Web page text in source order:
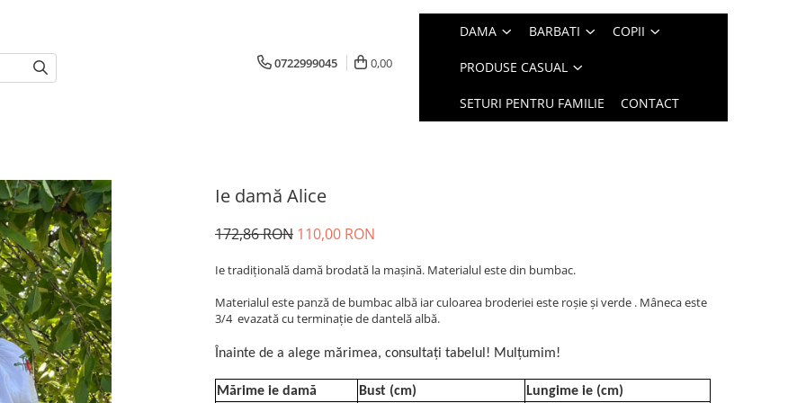
0722999045 0,00
DAMA BARBATI COPII
PRODUSE CASUAL
SETURI PENTRU FAMILIE CONTACT
Ie damă Alice
172,86 RON 110,00 RON
Ie tradiţională damă brodată la maşină. Materialul este din bumbac.
Materialul este panză de bumbac albă iar culoarea broderiei este roșie și verde . Mâneca este
3/4 evazată cu terminație de dantelă albă.
Înainte de a alege mărimea, consultați tabelul! Mulțumim!
Mărime ie damă Bust (cm)
Lungime ie (cm)